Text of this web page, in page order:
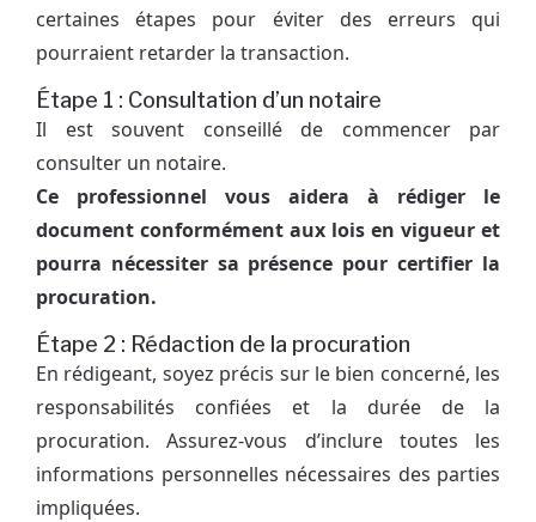
certaines étapes pour éviter des erreurs qui
pourraient retarder la transaction.
Étape 1 : Consultation d’un notaire
Il est souvent conseillé de commencer par
consulter un notaire.
Ce professionnel vous aidera à rédiger le
document conformément aux lois en vigueur et
pourra nécessiter sa présence pour certifier la
procuration.
Étape 2 : Rédaction de la procuration
En rédigeant, soyez précis sur le bien concerné, les
responsabilités confiées et la durée de la
procuration. Assurez-vous d’inclure toutes les
informations personnelles nécessaires des parties
impliquées.